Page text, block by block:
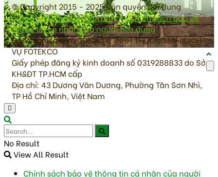
© Copyright 2015 - 2025 bản quyền nội dung
antoanvesinhthucpham.vn|Chính sách bảo vệ
thông tin cá nhân của người tiêu dùng
Đơn vị chủ quản: CÔNG TY TNHH THƯƠNG MẠI DỊCH
VỤ FOTEKCO
Giấy phép đăng ký kinh doanh số 0319288833 do Sở
KH&ĐT TP.HCM cấp
Địa chỉ: 43 Dương Văn Dương, Phường Tân Sơn Nhì,
TP Hồ Chí Minh, Việt Nam
No Result
View All Result
Chính sách bảo vệ thông tin cá nhân của người